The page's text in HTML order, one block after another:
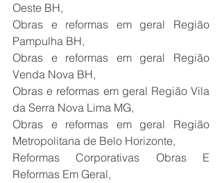
Oeste BH,
Obras e reformas em geral Região
Pampulha BH,
Obras e reformas em geral Região
Venda Nova BH,
Obras e reformas em geral Região Vila
da Serra Nova Lima MG,
Obras e reformas em geral Região
Metropolitana de Belo Horizonte,
Reformas Corporativas Obras E
Reformas Em Geral,